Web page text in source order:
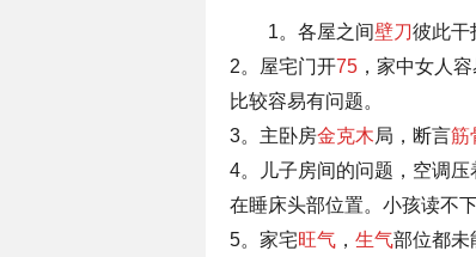
1。各屋之间壁刀彼此干
2。屋宅门开75 ，家中女人容
比较容易有问题。
3。主卧房金克木局，断言筋
4。儿子房间的问题，空调压
在睡床头部位置。小孩读不
5。家宅旺气 ， 生气部位都未